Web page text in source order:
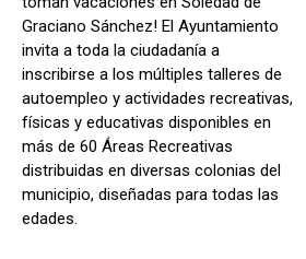
Graciano Sánchez! El Ayuntamiento
invita a toda la ciudadanía a
inscribirse a los múltiples talleres de
autoempleo y actividades recreativas,
físicas y educativas disponibles en
más de 60 Áreas Recreativas
distribuidas en diversas colonias del
municipio, diseñadas para todas las
edades.